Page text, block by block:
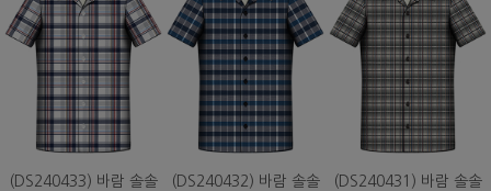
(DS240433) 바람 솔솔
(DS240432) 바람 솔솔
(DS240431) 바람 솔솔